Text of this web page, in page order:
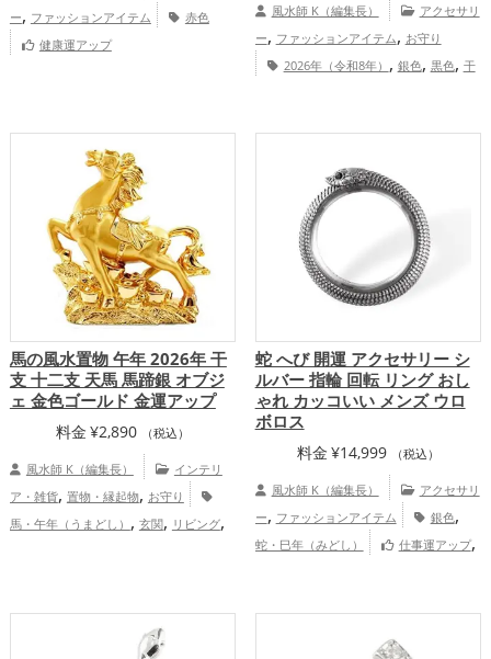
ー, ファッションアイテム
赤色
健康運アップ
風水師 K（編集長）
アクセサリ
ー, ファッションアイテム, お守り
2026年（令和8年） , 銀色, 黒色, 干
馬の風水置物 午年 2026年 干
支 十二支 天馬 馬蹄銀 オブジ
ェ 金色ゴールド 金運アップ
料金 ¥2,890 （税込）
風水師 K（編集長）
インテリ
ア・雑貨, 置物・縁起物, お守り
馬・午年（うまどし） , 玄関, リビング,
蛇 へび 開運 アクセサリー シ
ルバー 指輪 回転 リング おし
ゃれ カッコいい メンズ ウロ
ボロス
料金 ¥14,999 （税込）
風水師 K（編集長）
アクセサリ
ー, ファッションアイテム 銀色,
蛇・巳年（みどし） 仕事運アップ,